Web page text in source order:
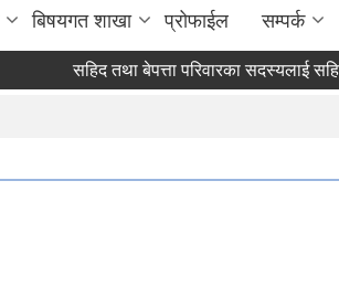
बिषयगत शाखा प्रोफाईल सम्पर्क
सहिद तथा बेपत्ता परिवारका सदस्यलाई सहिद